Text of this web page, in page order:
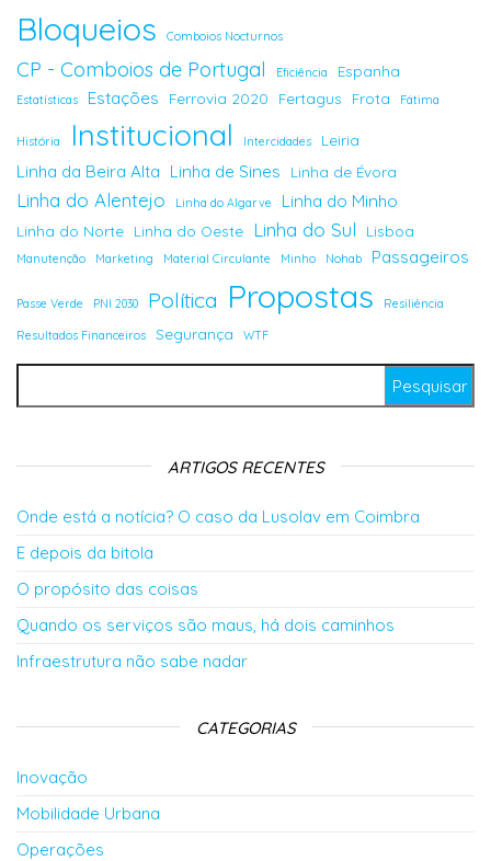
Bloqueios Comboios Nocturnos
CP - Comboios de Portugal Eficiência Espanha
Estatísticas Estações Ferrovia 2020 Fertagus Frota Fátima
História Institucional Intercidades Leiria
Linha da Beira Alta Linha de Sines Linha de Évora
Linha do Alentejo Linha do Algarve Linha do Minho
Linha do Norte Linha do Oeste Linha do Sul Lisboa
Manutenção Marketing Material Circulante Minho Nohab Passageiros
Passe Verde PNI 2030 Política Propostas Resiliência
Resultados Financeiros Segurança WTF
ARTIGOS RECENTES
Onde está a notícia? O caso da Lusolav em Coimbra
E depois da bitola
O propósito das coisas
Quando os serviços são maus, há dois caminhos
Infraestrutura não sabe nadar
CATEGORIAS
Inovação
Mobilidade Urbana
Operações